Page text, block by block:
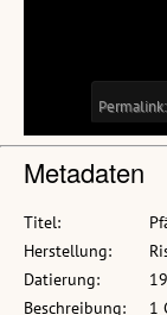
Metadaten
Titel:
Herstellung:
Datierung:
Beschreibung:
1